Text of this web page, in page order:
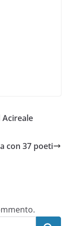
Acireale
con 37 poeti